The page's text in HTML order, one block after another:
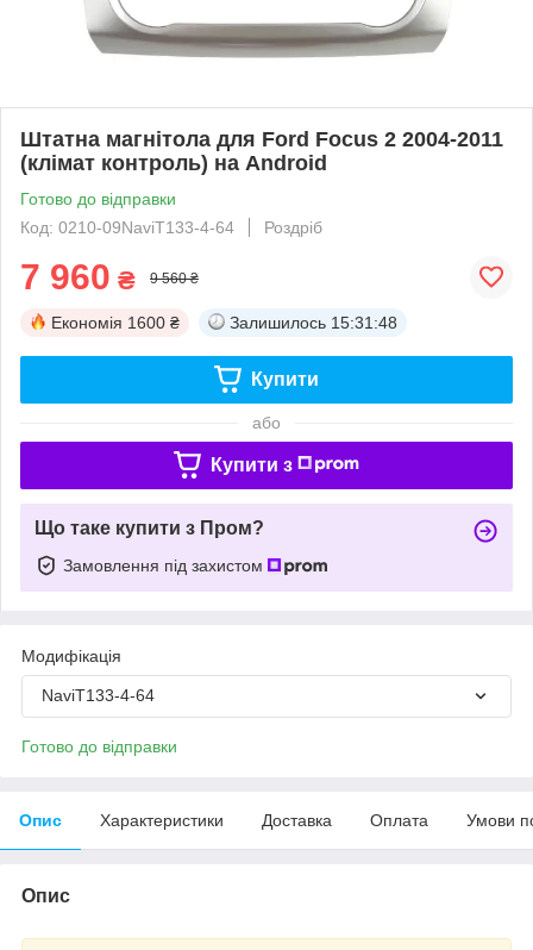
Штатна магнітола для Ford Focus 2 2004-2011
(клімат контроль) на Android
Готово до відправки
Код: 0210-09NaviT133-4-64
Роздріб
7 960 ₴ 9 560 ₴
Економія 1600 ₴ Залишилось 15:31:47
Купити
або
Купити з
Що таке купити з Пром?
Замовлення під захистом
Модифікація
NaviT133-4-64
Готово до відправки
Опис Характеристики Доставка Оплата Умови
Опис